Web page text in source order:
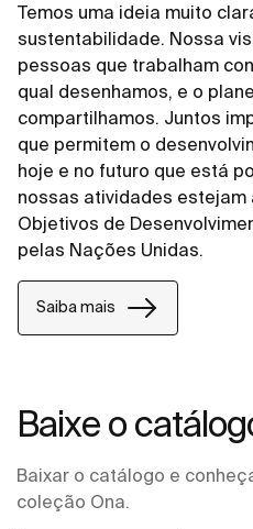
Temos uma ideia muito
sustentabilidade. Nossa
pessoas que trabalham
qual desenhamos, e o
compartilhamos. Juntos
que permitem o
hoje e no futuro que está
nossas atividades estejam
Objetivos de
pelas Nações Unidas.
Saiba mais
Baixe o
Baixar o catálogo e
coleção Ona.